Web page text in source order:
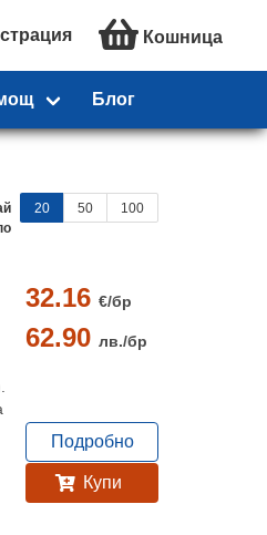
Кошница
Блог
20 50 100
32.16 €/бр
62.90 лв./бр
Подробно
Купи